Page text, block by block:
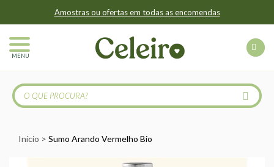
Amostras ou ofertas em todas as encomendas
MENU
Início Sumo Arando Vermelho Bio